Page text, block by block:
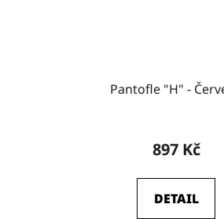
Pantofle "H" -
897 Kč
DETAIL